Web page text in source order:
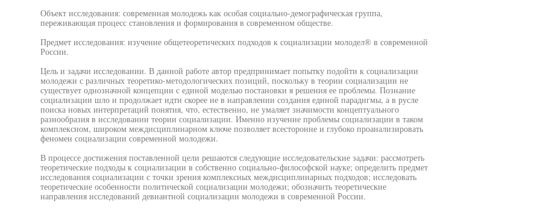
Объект исследования: современная молодежь как особая социально-демографическая группа,
переживающая процесс становления и формирования в современном обществе.
Предмет исследования: изучение общетеоретических подходов к социализации молодел® в современной
России.
Цель и задачи исследовании. В данной работе автор предпринимает попытку подойти к социализации
молодежи с различных теоретико-методологических позиций, поскольку в теории социализации не
существует однозначной концепции с единой моделью постановки я решения ее проблемы. Познание
социализации шло и продолжает идти скорее не в направлении создания единой парадигмы, а в русле
поиска новых интерпретаций понятия, что, естественно, не умаляет значимости концептуального
разнообразия в исследовании теории социализации. Именно изучение проблемы социализации в таком
комплексном, широком междисциплинарном ключе позволяет всесторонне и глубоко проанализировать
феномен социализации современной молодежи.
В процессе достижения поставленной цели решаются следующие исследовательские задачи: рассмотреть
теоретические подходы к социализации в собственно социально-философской науке; определить предмет
исследования социализации с точки зрения комплексных междисциплинарных подходов; исследовать
теоретические особенности политической социализации молодежи; обозначить теоретические
направления исследований девиантной социализации молодежи в современной России.